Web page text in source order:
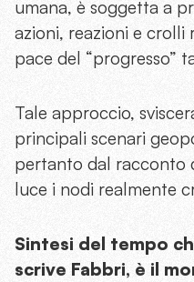
umana, è soggetta a
azioni, reazioni e
pace del “progresso”
Tale approccio,
principali scenari
pertanto dal racconto
luce i nodi realmente
Sintesi del tempo
scrive Fabbri, è il